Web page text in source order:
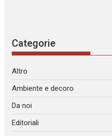
Categorie
Altro
Ambiente e decoro
Da noi
Editoriali